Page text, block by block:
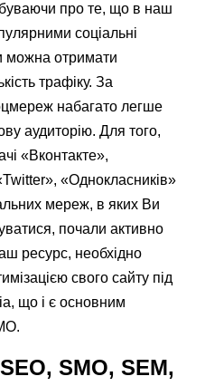
про те, що в наш
соціальні
можна отримати
трафіку. За
набагато легше
аудиторію. Для того,
«Вконтакте»,
«Однокласників»
мереж, в яких Ви
почали активно
ресурс, необхідно
свого сайту під
що і є основним
SMO, SEM,